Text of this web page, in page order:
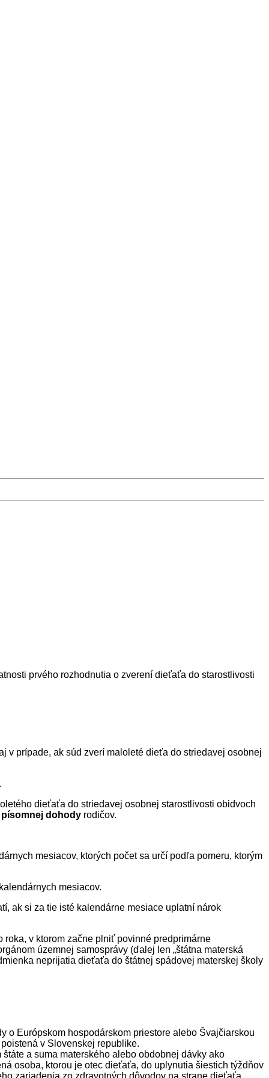
prvého rozhodnutia o zverení dieťaťa do starostlivosti
v prípade, ak súd zverí maloleté dieťa do striedavej osobnej
dieťaťa do striedavej osobnej starostlivosti obidvoch
dohody rodičov.
mesiacov, ktorých počet sa určí podľa pomeru, ktorým
mesiacov.
ak si za tie isté kalendárne mesiace uplatní nárok
v ktorom začne plniť povinné predprimárne
územnej samosprávy (ďalej len „štátna materská
neprijatia dieťaťa do štátnej spádovej materskej školy
o Európskom hospodárskom priestore alebo Švajčiarskou
v Slovenskej republike.
a suma materského alebo obdobnej dávky ako
osoba, ktorou je otec dieťaťa, do uplynutia šiestich týždňov
zariadenia zo zdravotných dôvodov na strane dieťaťa